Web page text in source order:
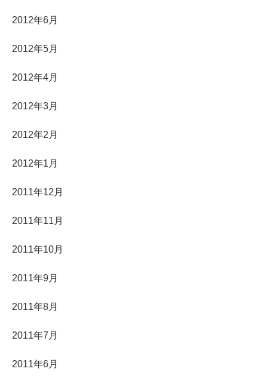
2012年6月
2012年5月
2012年4月
2012年3月
2012年2月
2012年1月
2011年12月
2011年11月
2011年10月
2011年9月
2011年8月
2011年7月
2011年6月